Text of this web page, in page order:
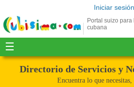
Iniciar sesión
Portal suizo para
cubana
☰
Directorio de Servicios y
Encuentra lo que